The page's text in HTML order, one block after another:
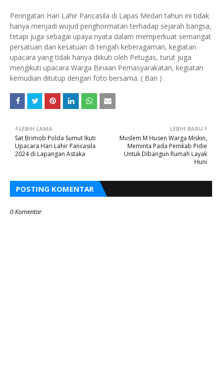
Peringatan Hari Lahir Pancasila di Lapas Medan tahun ini tidak
hanya menjadi wujud penghormatan terhadap sejarah bangsa,
tetapi juga sebagai upaya nyata dalam memperkuat semangat
persatuan dan kesatuan di tengah keberagaman, kegiatan
upacara yang tidak hanya diikuti oleh Petugas, turut juga
mengikuti upacara Warga Binaan Pemasyarakatan, kegiatan
kemudian ditutup dengan foto bersama. ( Ban ) .
LEBIH BARU
Muslem M Husen Warga Miskin,
Meminta Pada Pemkab Pidie
Untuk Dibangun Rumah Layak
Huni
LEBIH LAMA
Sat Brimob Polda Sumut Ikuti
Upacara Hari Lahir Pancasila
2024 di Lapangan Astaka
POSTING KOMENTAR
0 Komentar